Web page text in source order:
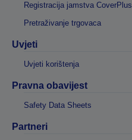
Registracija jamstva CoverPlus
Pretraživanje trgovaca
Uvjeti
Uvjeti korištenja
Pravna obavijest
Safety Data Sheets
Partneri